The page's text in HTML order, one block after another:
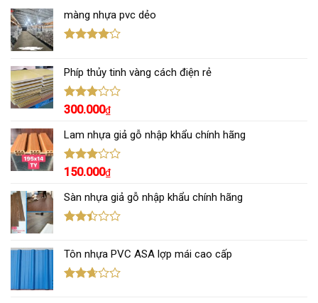
màng nhựa pvc dẻo
4.00 5
sao
Phíp thủy tinh vàng cách điện rẻ
Được
hạng
3.00 5
sao
300.000₫
Lam nhựa giả gỗ nhập khẩu chính hãng
Được
hạng
3.00 5
sao
150.000₫
Sàn nhựa giả gỗ nhập khẩu chính hãng
hạng
2.43
5 sao
Tôn nhựa PVC ASA lợp mái cao cấp